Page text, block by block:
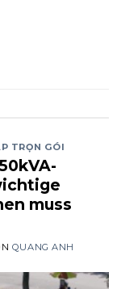
TRỌN GÓI
muss
QUANG ANH